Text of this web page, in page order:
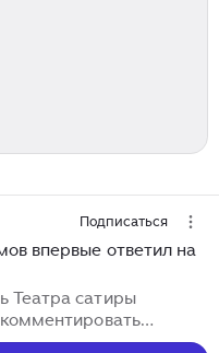
Подписаться
впервые ответил на
Театра сатиры
РФ Алены